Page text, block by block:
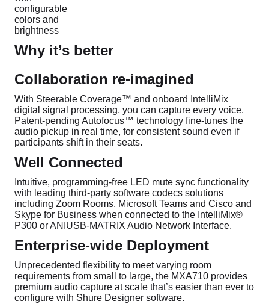
configurable
colors and
brightness
Why it’s better
Collaboration re-imagined
With Steerable Coverage™ and onboard IntelliMix
digital signal processing, you can capture every voice.
Patent-pending Autofocus™ technology fine-tunes the
audio pickup in real time, for consistent sound even if
participants shift in their seats.
Well Connected
Intuitive, programming-free LED mute sync functionality
with leading third-party software codecs solutions
including Zoom Rooms, Microsoft Teams and Cisco and
Skype for Business when connected to the IntelliMix®
P300 or ANIUSB-MATRIX Audio Network Interface.
Enterprise-wide Deployment
Unprecedented flexibility to meet varying room
requirements from small to large, the MXA710 provides
premium audio capture at scale that’s easier than ever to
configure with Shure Designer software.